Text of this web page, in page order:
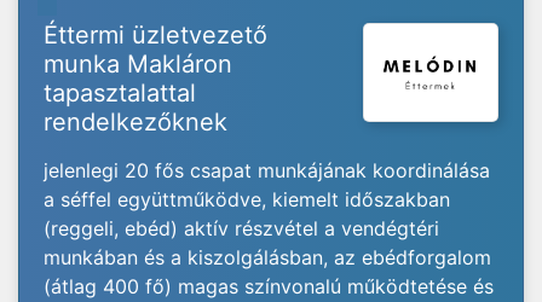
Éttermi üzletvezető
munka Makláron
tapasztalattal
rendelkezőknek
jelenlegi 20 fős csapat munkájának koordinálása
a séffel együttműködve, kiemelt időszakban
(reggeli, ebéd) aktív részvétel a vendégtéri
munkában és a kiszolgálásban, az ebédforgalom
(átlag 400 fő) magas színvonalú működtetése és